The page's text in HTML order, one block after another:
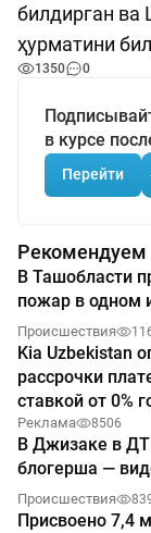
билдирган ва
ҳурматини
1350 0
в курсе
Перейти
Рекомендуем
В Ташобласти
пожар в одном
Происшествия
Kia Uzbekistan
рассрочки
ставкой от 0%
Реклама 8506
В Джизаке в
блогерша —
Происшествия
Присвоено 7,4